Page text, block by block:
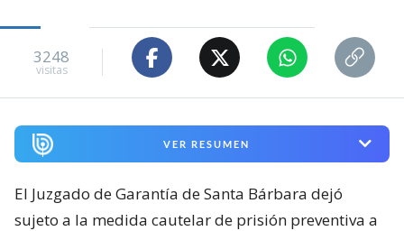
3248
visitas
VER RESUMEN
El Juzgado de Garantía de Santa Bárbara dejó
sujeto a la medida cautelar de prisión preventiva a